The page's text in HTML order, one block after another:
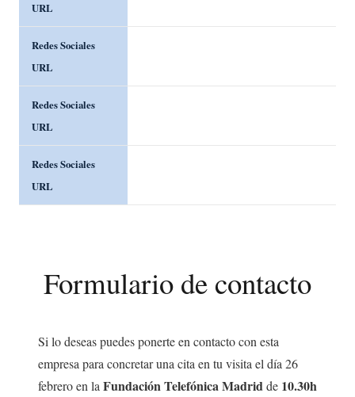
URL
Redes Sociales
URL
Redes Sociales
URL
Redes Sociales
URL
Formulario de contacto
Si lo deseas puedes ponerte en contacto con esta
empresa para concretar una cita en tu visita el día 26
febrero en laFundación Telefónica Madridde 10.30h